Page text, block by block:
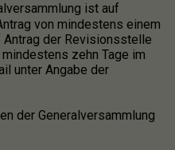
ist auf
von mindestens einem
der Revisionsstelle
zehn Tage im
unter Angabe der
der Generalversammlung